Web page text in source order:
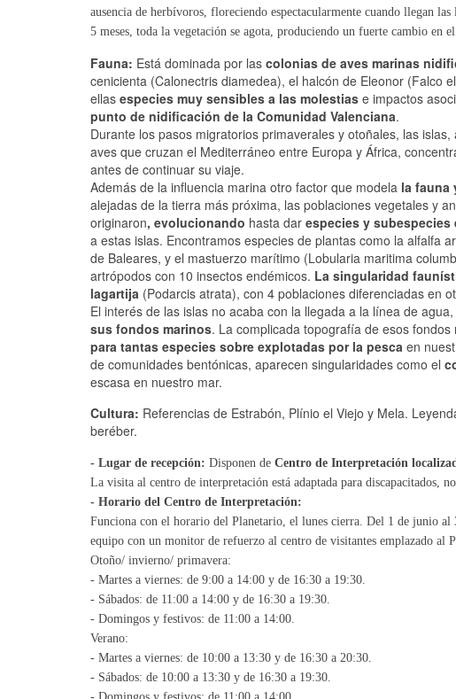
ausencia de herbívoros, floreciendo espectacularmente cuando llegan
5 meses, toda la vegetación se agota, produciendo un fuerte cambio en
Fauna: Está dominada por las colonias de aves marinas
cenicienta (Calonectris diamedea), el halcón de Eleonor (Falco
ellas especies muy sensibles a las molestias e impactos
punto de nidificación de la Comunidad Valenciana.
Durante los pasos migratorios primaverales y otoñales, las
aves que cruzan el Mediterráneo entre Europa y África,
antes de continuar su viaje.
Además de la influencia marina otro factor que modela la fauna
alejadas de la tierra más próxima, las poblaciones vegetales y
originaron, evolucionando hasta dar especies y subespecies
a estas islas. Encontramos especies de plantas como la alfalfa
de Baleares, y el mastuerzo marítimo (Lobularia maritima
artrópodos con 10 insectos endémicos. La singularidad
lagartija (Podarcis atrata), con 4 poblaciones diferenciadas en
El interés de las islas no acaba con la llegada a la línea de
sus fondos marinos. La complicada topografía de esos
para tantas especies sobre explotadas por la pesca en
de comunidades bentónicas, aparecen singularidades como el
escasa en nuestro mar.
Cultura: Referencias de Estrabón, Plínio el Viejo y Mela.
beréber.
- Lugar de recepción: Disponen de Centro de Interpretación
La visita al centro de interpretación está adaptada para discapacitados,
- Horario del Centro de Interpretación:
Funciona con el horario del Planetario, el lunes cierra. Del 1 de junio al
equipo con un monitor de refuerzo al centro de visitantes emplazado al
Otoño/ invierno/ primavera:
- Martes a viernes: de 9:00 a 14:00 y de 16:30 a 19:30.
- Sábados: de 11:00 a 14:00 y de 16:30 a 19:30.
- Domingos y festivos: de 11:00 a 14:00.
Verano:
- Martes a viernes: de 10:00 a 13:30 y de 16:30 a 20:30.
- Sábados: de 10:00 a 13:30 y de 16:30 a 19:30.